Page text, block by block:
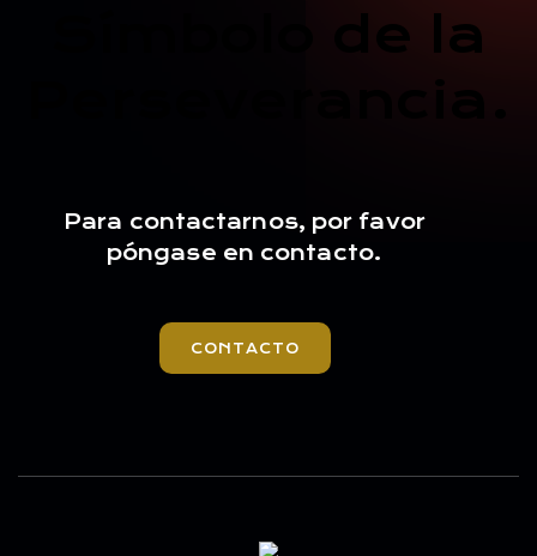
Símbolo de la
Para contactarnos, por favor
póngase en contacto.
CONTACTO